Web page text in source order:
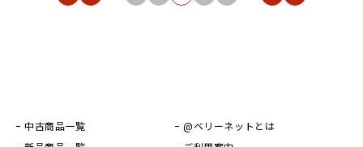
中古商品一覧
@ベリーネットとは